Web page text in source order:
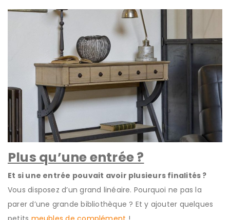
Plus qu’une entrée ?
Et si une entrée pouvait avoir plusieurs finalités ?
Vous disposez d’un grand linéaire. Pourquoi ne pas la
parer d’une grande bibliothèque ? Et y ajouter quelques